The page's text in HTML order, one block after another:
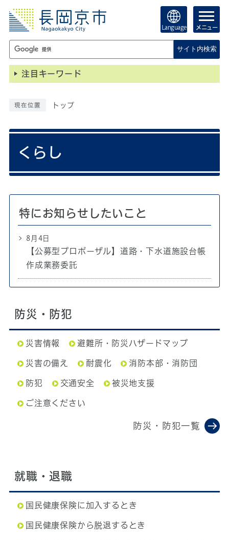
Language メニュー
サイト内検索
注目キーワード
現在位置 トップ
くらし
特にお知らせしたいこと
8月4日
【公募型プロポーザル】道路・下水道施設台帳
作成業務委託
防災・防犯
災害情報 避難所・防災ハザードマップ
災害の備え 耐震化 消防本部・消防団
防犯 交通安全 被災地支援
ご注意ください
防災・防犯一覧
就職・退職
国民健康保険に加入するとき
国民健康保険から脱退するとき